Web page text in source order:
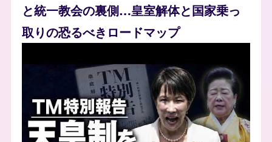
と統一教会の裏側…皇室解体と国家乗っ
取りの恐るべきロードマップ